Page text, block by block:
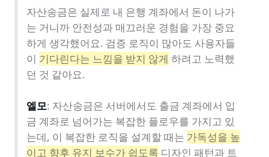
자산송금은 실제로 내 은행 계좌에서 돈이 나가
는 거니까 안전성과 매끄러운 경험을 가장 중요
하게 생각했어요. 검증 로직이 많아도 사용자들
이 기다린다는 느낌을 받지 않게 하려고 노력했
던 것 같아요.
엘모: 자산송금은 서버에서도 출금 계좌에서 입
금 계좌로 넘어가는 복잡한 플로우를 가지고 있
는데, 이 복잡한 로직을 설계할 때는 가독성을 높
이고 향후 유지 보수가 쉽도록 디자인 패턴과 트